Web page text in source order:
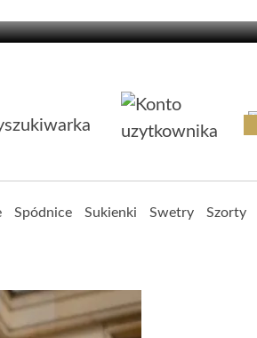
Spódnice Sukienki Swetry Szorty